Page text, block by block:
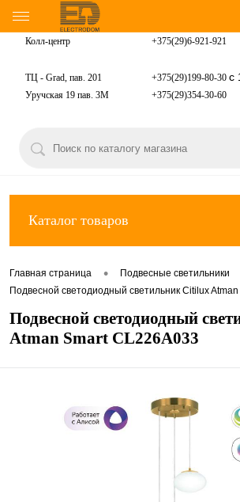
Колл-центр +375(29)6-921-921
ТЦ - Grad, пав. 201 +375(29)199-80-30 с
Уручская 19 пав. 3М +375(29)354-30-60
Каталог товаров
Главная страница • Подвесные светильники
Подвесной светодиодный светильник Citilux
Подвесной светодиодный
Atman Smart CL226A033